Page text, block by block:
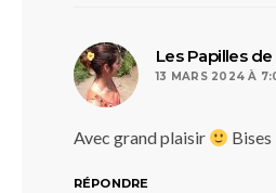
Les Papilles
13 MARS 2024 À
Avec grand plaisir Bises
RÉPONDRE